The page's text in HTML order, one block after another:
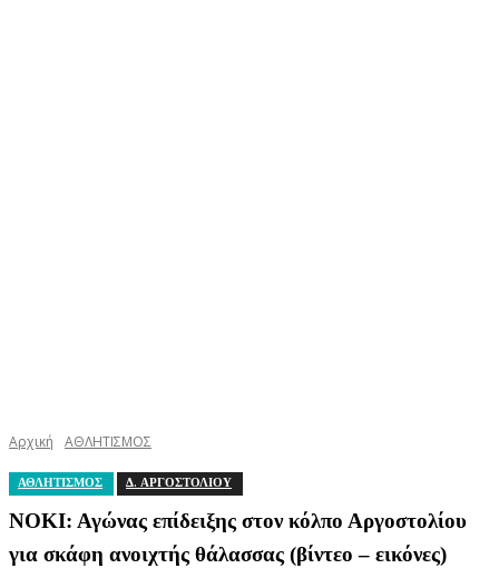
Αρχική ΑΘΛΗΤΙΣΜΟΣ
ΑΘΛΗΤΙΣΜΟΣ Δ. ΑΡΓΟΣΤΟΛΙΟΥ
ΝΟΚΙ: Αγώνας επίδειξης στον κόλπο Αργοστολίου
για σκάφη ανοιχτής θάλασσας (βίντεο – εικόνες)